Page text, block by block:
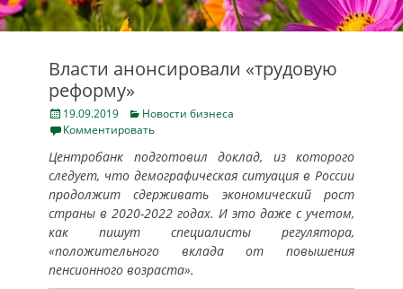
Власти анонсировали «трудовую
реформу»
Posted
on
19.09.2019 Categories
Новости бизнеса
Комментировать
Центробанк подготовил доклад, из которого
следует, что демографическая ситуация в России
продолжит сдерживать экономический рост
страны в 2020-2022 годах. И это даже с учетом,
как пишут специалисты регулятора,
«положительного вклада от повышения
пенсионного возраста».